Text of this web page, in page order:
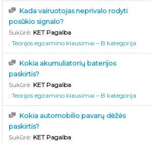
Kada vairuotojas neprivalo rodyti
posūkio signalo?
Sukūrė: KET Pagalba
:Teorijos egzamino klausimai – B kategorija
Kokia akumuliatorių baterijos
paskirtis?
Sukūrė: KET Pagalba
:Teorijos egzamino klausimai – B kategorija
Kokia automobilio pavarų dėžės
paskirtis?
Sukūrė: KET Pagalba